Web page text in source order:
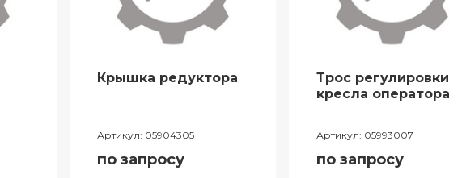
Крышка редуктора
Артикул: 05904305
по запросу
Трос регулировки
кресла оператора
Артикул: 05993007
по запросу